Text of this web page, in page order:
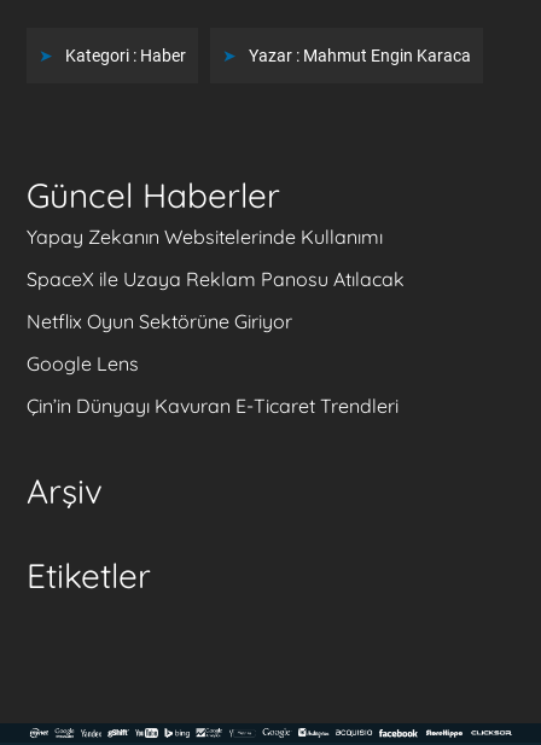
Kategori : Haber Yazar : Mahmut Engin Karaca
Güncel Haberler
Yapay Zekanın Websitelerinde Kullanımı
SpaceX ile Uzaya Reklam Panosu Atılacak
Netflix Oyun Sektörüne Giriyor
Google Lens
Çin’in Dünyayı Kavuran E-Ticaret Trendleri
Arşiv
Etiketler